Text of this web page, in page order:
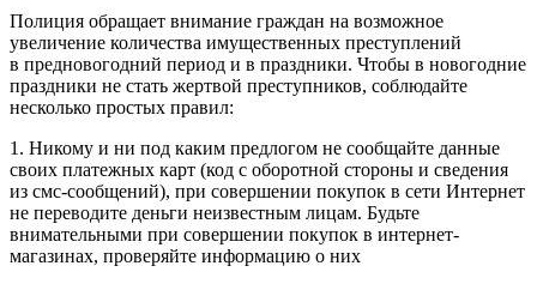
Полиция обращает внимание граждан на возможное
увеличение количества имущественных преступлений
в предновогодний период и в праздники. Чтобы в новогодние
праздники не стать жертвой преступников, соблюдайте
несколько простых правил:
1. Никому и ни под каким предлогом не сообщайте данные
своих платежных карт (код с оборотной стороны и сведения
из смс-сообщений), при совершении покупок в сети Интернет
не переводите деньги неизвестным лицам. Будьте
внимательными при совершении покупок в интернет-
магазинах, проверяйте информацию о них